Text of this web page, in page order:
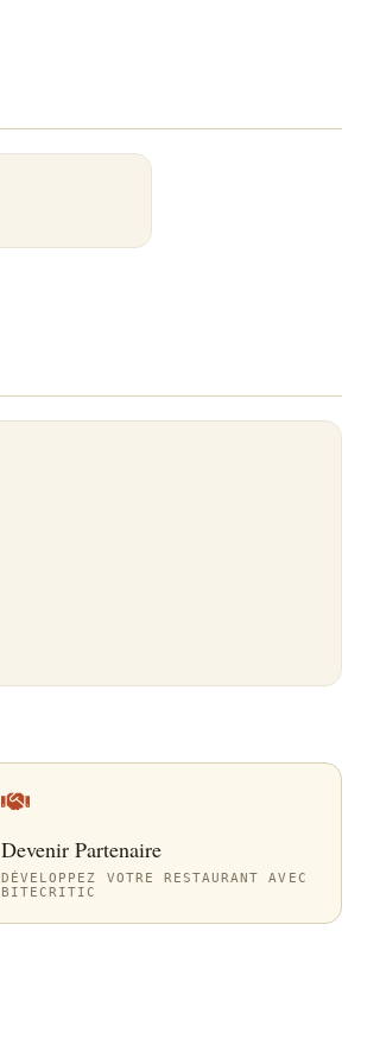
Devenir Partenaire
DÉVELOPPEZ VOTRE RESTAURANT AVEC
BITECRITIC